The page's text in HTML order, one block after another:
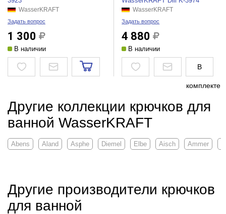
WasserKRAFT
Задать вопрос
1 300
В наличии
WasserKRAFT
Задать вопрос
4 880
В наличии
В
комплекте
Другие коллекции крючков для
ванной WasserKRAFT
Abens Aland Asphe Diemel Elbe Aisch Ammer
Другие производители крючков
для ванной